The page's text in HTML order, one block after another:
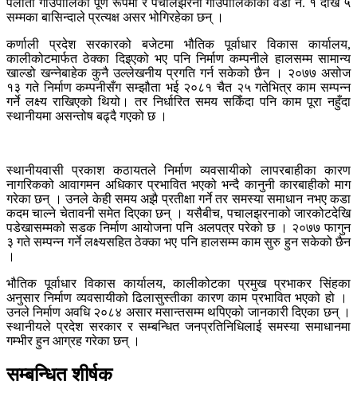
सम्मका बासिन्दाले प्रत्यक्ष असर भोगिरहेका छन् ।
कर्णाली प्रदेश सरकारको बजेटमा भौतिक पूर्वाधार विकास कार्यालय,
कालीकोटमार्फत ठेक्का दिइएको भए पनि निर्माण कम्पनीले हालसम्म सामान्य
खाल्डो खन्नेबाहेक कुनै उल्लेखनीय प्रगति गर्न सकेको छैन । २०७७ असोज
१३ गते निर्माण कम्पनीसँग सम्झौता भई २०८१ चैत २५ गतेभित्र काम सम्पन्न
गर्ने लक्ष्य राखिएको थियो। तर निर्धारित समय सकिँदा पनि काम पूरा नहुँदा
स्थानीयमा असन्तोष बढ्दै गएको छ ।
स्थानीयवासी प्रकाश कठायतले निर्माण व्यवसायीको लापरबाहीका कारण
नागरिकको आवागमन अधिकार प्रभावित भएको भन्दै कानुनी कारबाहीको माग
गरेका छन् । उनले केही समय अझै प्रतीक्षा गर्ने तर समस्या समाधान नभए कडा
कदम चाल्ने चेतावनी समेत दिएका छन् । यसैबीच, पचालझरनाको जारकोटदेखि
पडेखासम्मको सडक निर्माण आयोजना पनि अलपत्र परेको छ । २०७७ फागुन
३ गते सम्पन्न गर्ने लक्ष्यसहित ठेक्का भए पनि हालसम्म काम सुरु हुन सकेको छैन
।
भौतिक पूर्वाधार विकास कार्यालय, कालीकोटका प्रमुख प्रभाकर सिंहका
अनुसार निर्माण व्यवसायीको ढिलासुस्तीका कारण काम प्रभावित भएको हो ।
उनले निर्माण अवधि २०८४ असार मसान्तसम्म थपिएको जानकारी दिएका छन् ।
स्थानीयले प्रदेश सरकार र सम्बन्धित जनप्रतिनिधिलाई समस्या समाधानमा
गम्भीर हुन आग्रह गरेका छन् ।
सम्बन्धित शीर्षक